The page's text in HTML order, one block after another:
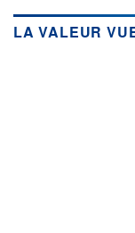
LA VALEUR